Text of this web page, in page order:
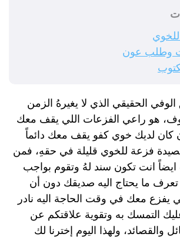
وطلب عون
الحقيقي الذي لا يغيرهُ الزمن
هو راعي الفزعات اللي يقف معك
كان لديك خوي كفو يقف معك دائماً
فزعة للخوي قليلة في حقهِ، فمن
انت تكون سند لهُ وتقوم بواجب
تعرف ما يحتاج اليه صديقك دون أن
يفزع معك في وقت الحاجة اليه نادر
التمسك به وتقوية علاقتكم عن
والقصائد، ولهذا اليوم إخترنا لك